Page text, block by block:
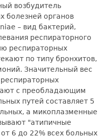
возбудитель
болезней органов
– вид бактерий,
респираторного
респираторных
по типу бронхитов,
Значительный вес
с преобладающим
путей составляет 5
а микоплазменные
"атипичные
6 до 22% всех больных